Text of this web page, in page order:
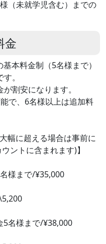
（未就学児含む）までの
金
本料金制（5名様まで）
。
割安になります。
で、6名様以上は追加料
幅に超える場合は事前に
ントに含まれます)】
様まで/¥35,000
5名様まで/¥38,000